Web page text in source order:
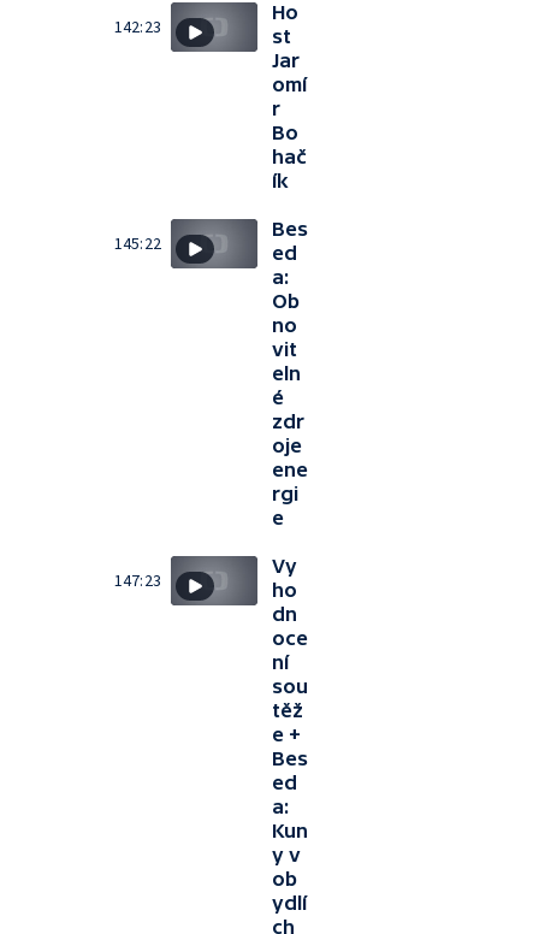
142:23
Ho
st
Jar
omí
r
Bo
hač
ík
145:22
Bes
ed
a:
Ob
no
vit
eln
é
zdr
oje
ene
rgi
e
147:23
Vy
ho
dn
oce
ní
sou
těž
e +
Bes
ed
a:
Kun
y v
ob
ydlí
ch